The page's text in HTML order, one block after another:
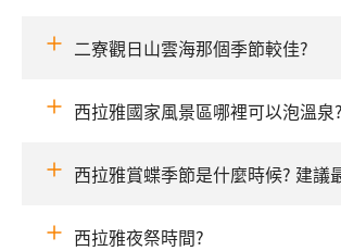
二寮觀日山雲海那個季節較佳?
西拉雅國家風景區哪裡可以泡溫泉?
西拉雅賞蝶季節是什麼時候? 建議
西拉雅夜祭時間?